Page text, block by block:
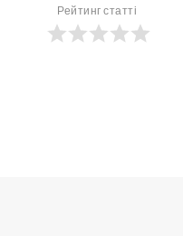
Рейтинг статті